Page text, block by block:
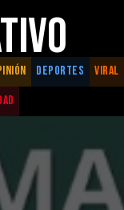
DEPORTES
VIRAL